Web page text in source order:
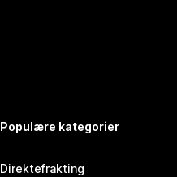
Populære kategorier
Direktefrakting